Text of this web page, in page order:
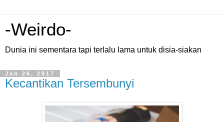
-Weirdo-
Dunia ini sementara tapi terlalu lama untuk disia-siakan
Jan 26, 2017
Kecantikan Tersembunyi